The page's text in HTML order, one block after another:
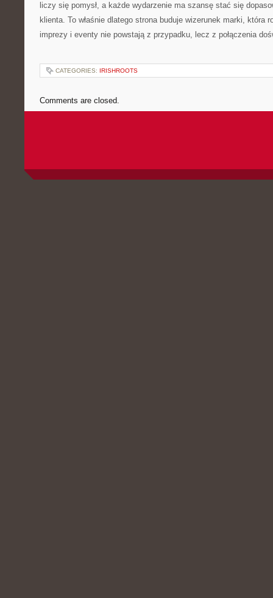
liczy się pomysł, a każde wydarzenie ma szansę stać się
klienta. To właśnie dlatego strona buduje wizerunek marki, która
imprezy i eventy nie powstają z przypadku, lecz z połączenia
CATEGORIES: IRISHROOTS
Comments are closed.